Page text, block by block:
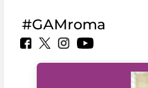
#GAMroma